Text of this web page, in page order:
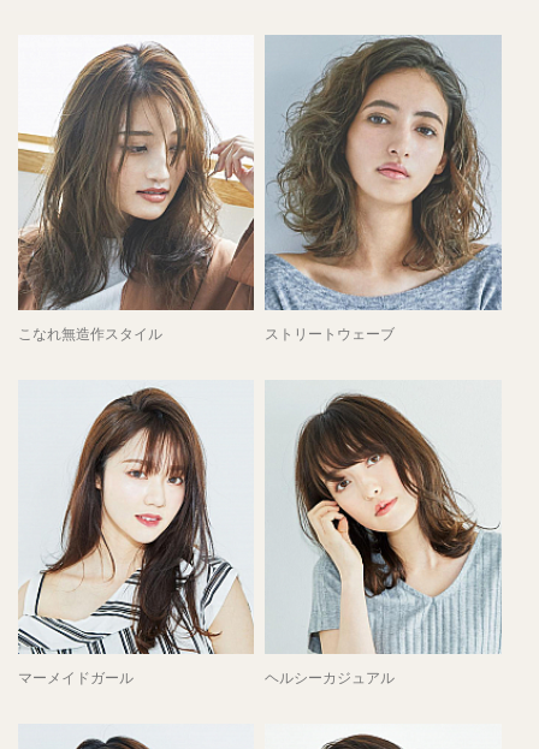
こなれ無造作スタイル ストリートウェーブ
マーメイドガール ヘルシーカジュアル